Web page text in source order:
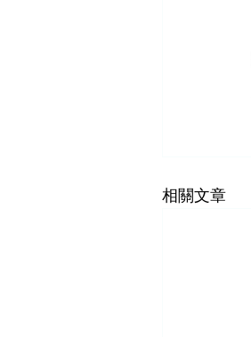
相關文章